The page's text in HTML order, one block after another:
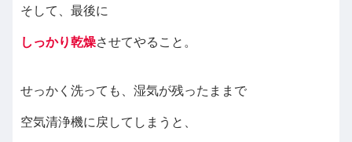
そして、最後に
しっかり乾燥させてやること。
せっかく洗っても、湿気が残ったままで
空気清浄機に戻してしまうと、